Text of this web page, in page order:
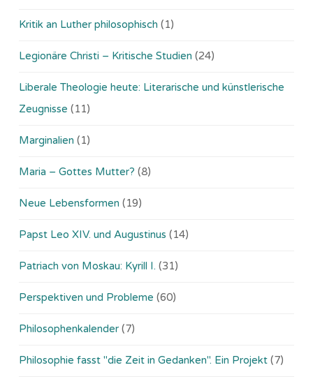
Kritik an Luther philosophisch (1)
Legionäre Christi – Kritische Studien (24)
Liberale Theologie heute: Literarische und künstlerische
Zeugnisse (11)
Marginalien (1)
Maria – Gottes Mutter? (8)
Neue Lebensformen (19)
Papst Leo XIV. und Augustinus (14)
Patriach von Moskau: Kyrill I. (31)
Perspektiven und Probleme (60)
Philosophenkalender (7)
Philosophie fasst "die Zeit in Gedanken". Ein Projekt (7)